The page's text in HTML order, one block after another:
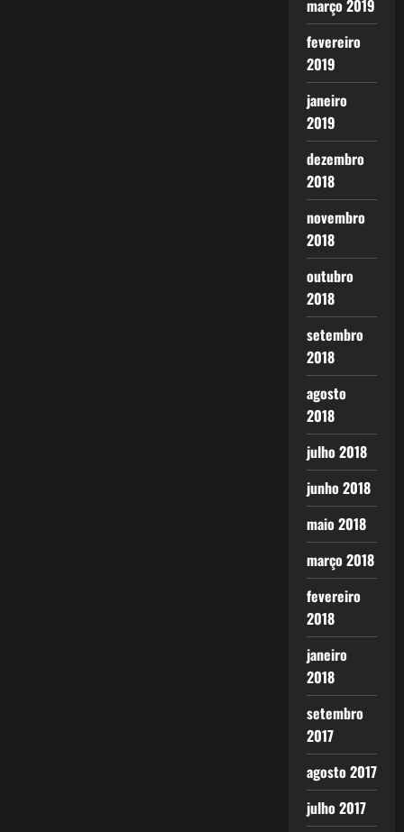
março 2019
fevereiro
2019
janeiro
2019
dezembro
2018
novembro
2018
outubro
2018
setembro
2018
agosto
2018
julho 2018
junho 2018
maio 2018
março 2018
fevereiro
2018
janeiro
2018
setembro
2017
agosto 2017
julho 2017